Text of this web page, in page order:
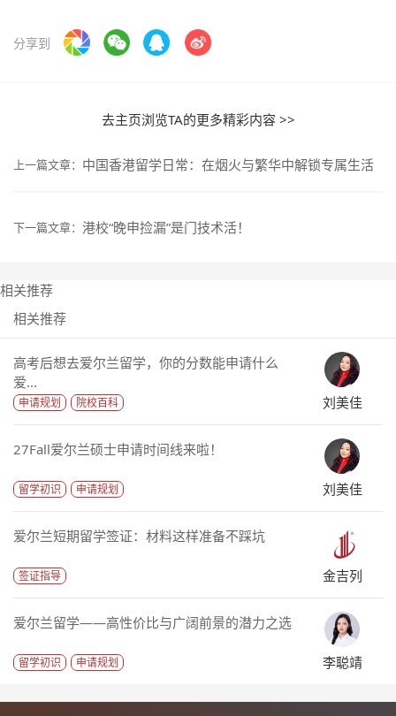
分享到
去主页浏览TA的更多精彩内容 >>
上一篇文章： 中国香港留学日常：在烟火与繁华中解锁专属生活
下一篇文章： 港校“晚申捡漏”是门技术活！
相关推荐
相关推荐
高考后想去爱尔兰留学，你的分数能申请什么
爱...
申请规划 院校百科 刘美佳
27Fall爱尔兰硕士申请时间线来啦！
留学初识 申请规划 刘美佳
爱尔兰短期留学签证：材料这样准备不踩坑
签证指导 金吉列
爱尔兰留学——高性价比与广阔前景的潜力之选
留学初识 申请规划 李聪靖